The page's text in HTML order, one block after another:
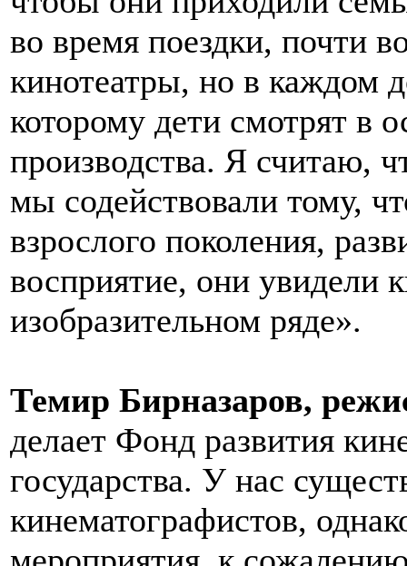
во время поездки, почти
кинотеатры, но в каждом
которому дети смотрят в
производства. Я считаю,
мы содействовали тому,
взрослого поколения,
восприятие, они увидели
изобразительном ряде».
Темир Бирназаров,
делает Фонд развития
государства. У нас
кинематографистов,